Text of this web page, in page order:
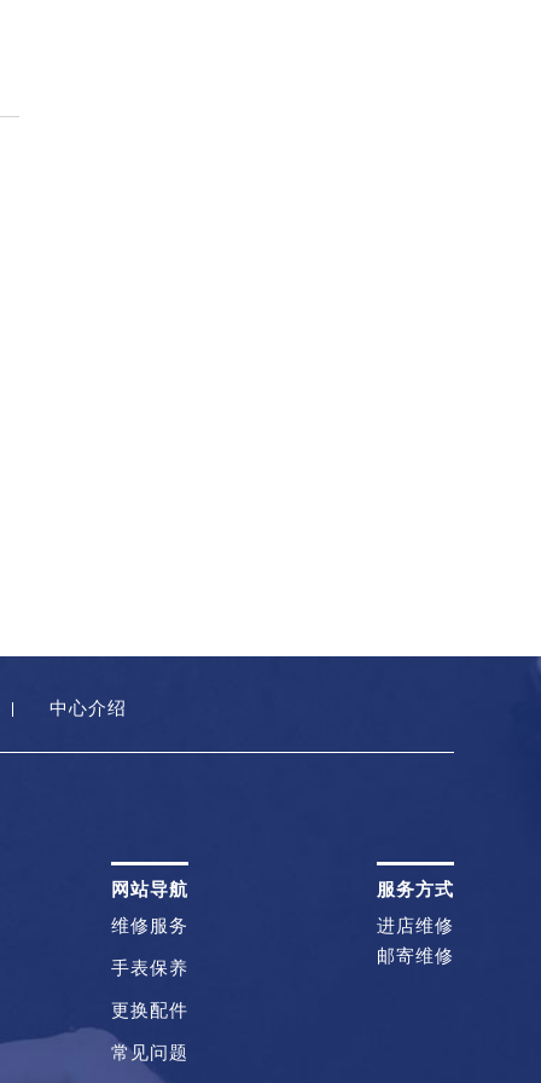
中心介绍
网站导航
维修服务
手表保养
更换配件
常见问题
服务方式
进店维修
邮寄维修